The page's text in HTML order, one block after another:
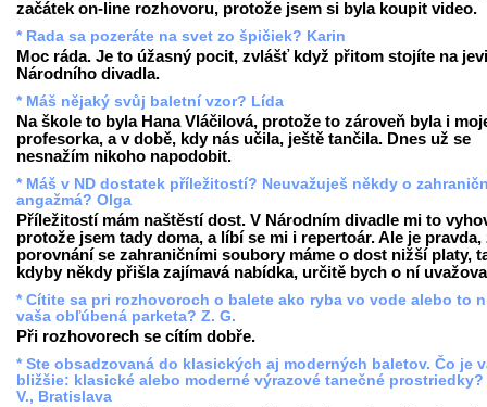
začátek on-line rozhovoru, protože jsem si byla koupit video.
* Rada sa pozeráte na svet zo špičiek? Karin
Moc ráda. Je to úžasný pocit, zvlášť když přitom stojíte na
Národního divadla.
* Máš nějaký svůj baletní vzor? Lída
Na škole to byla Hana Vláčilová, protože to zároveň byla i
profesorka, a v době, kdy nás učila, ještě tančila. Dnes už se
nesnažím nikoho napodobit.
* Máš v ND dostatek příležitostí? Neuvažuješ někdy o
angažmá? Olga
Příležitostí mám naštěstí dost. V Národním divadle mi to
protože jsem tady doma, a líbí se mi i repertoár. Ale je pravda,
porovnání se zahraničními soubory máme o dost nižší platy,
kdyby někdy přišla zajímavá nabídka, určitě bych o ní
* Cítite sa pri rozhovoroch o balete ako ryba vo vode alebo to
vaša obľúbená parketa? Z. G.
Při rozhovorech se cítím dobře.
* Ste obsadzovaná do klasických aj moderných baletov. Čo je
bližšie: klasické alebo moderné výrazové tanečné prostriedky?
V., Bratislava